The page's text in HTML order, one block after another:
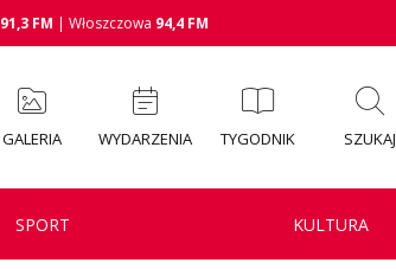
91,3 FM | Włoszczowa 94,4 FM
GALERIA WYDARZENIA TYGODNIK SZUKAJ
SPORT KULTURA